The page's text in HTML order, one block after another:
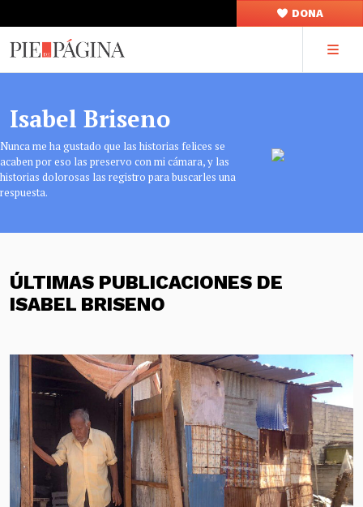
DONA
Isabel Briseno
Nunca me ha gustado que las historias felices se
acaben por eso las preservo con mi cámara, y las
historias dolorosas las registro para buscarles una
respuesta.
ÚLTIMAS PUBLICACIONES DE
ISABEL BRISENO